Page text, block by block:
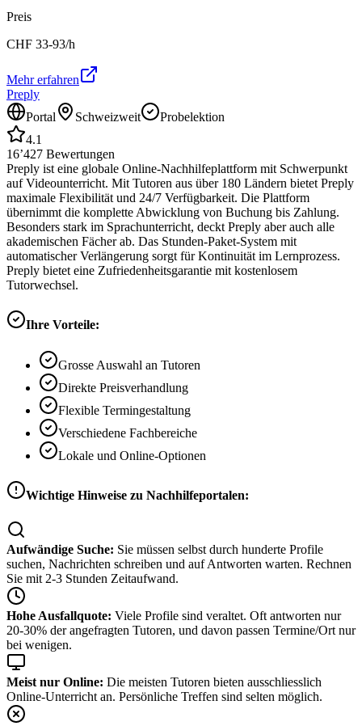
Preis
CHF 33-93/h
Mehr erfahren
Preply
Portal
Schweizweit
Probelektion
4.1
16’427 Bewertungen
Preply ist eine globale Online-Nachhilfeplattform mit Schwerpunkt
auf Videounterricht. Mit Tutoren aus über 180 Ländern bietet Preply
maximale Flexibilität und 24/7 Verfügbarkeit. Die Plattform
übernimmt die komplette Abwicklung von Buchung bis Zahlung.
Besonders stark im Sprachunterricht, deckt Preply aber auch alle
akademischen Fächer ab. Das Stunden-Paket-System mit
automatischer Verlängerung sorgt für Kontinuität im Lernprozess.
Preply bietet eine Zufriedenheitsgarantie mit kostenlosem
Tutorwechsel.
Ihre Vorteile:
Grosse Auswahl an Tutoren
Direkte Preisverhandlung
Flexible Termingestaltung
Verschiedene Fachbereiche
Lokale und Online-Optionen
Wichtige Hinweise zu Nachhilfeportalen:
Aufwändige Suche: Sie müssen selbst durch hunderte Profile
suchen, Nachrichten schreiben und auf Antworten warten. Rechnen
Sie mit 2-3 Stunden Zeitaufwand.
Hohe Ausfallquote: Viele Profile sind veraltet. Oft antworten nur
20-30% der angefragten Tutoren, und davon passen Termine/Ort nur
bei wenigen.
Meist nur Online: Die meisten Tutoren bieten ausschliesslich
Online-Unterricht an. Persönliche Treffen sind selten möglich.